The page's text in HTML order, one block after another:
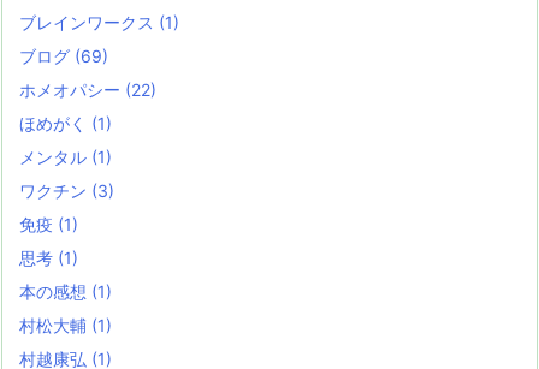
ブレインワークス (1)
ブログ (69)
ホメオパシー (22)
ほめがく (1)
メンタル (1)
ワクチン (3)
免疫 (1)
思考 (1)
本の感想 (1)
村松大輔 (1)
村越康弘 (1)